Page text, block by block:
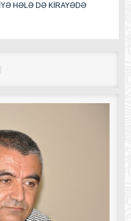
HƏLƏ DƏ KİRAYƏDƏ